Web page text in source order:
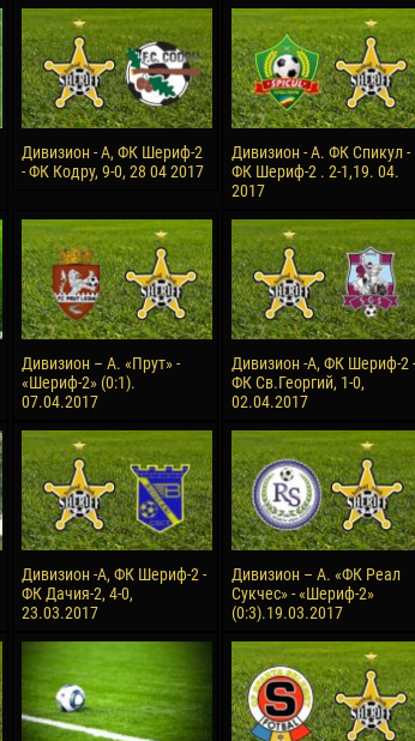
Victor CIUMAȘU
28 June
Soumaila MAGASSOUBA
10 July
Bourama FOMBA
15 July
Дивизион - А, ФК Шериф-2
- ФК Кодру, 9-0, 28 04 2017
Дивизион - А. ФК Спикул -
ФК Шериф-2 . 2-1,19. 04.
2017
Дивизион – А. «Прут» -
«Шериф-2» (0:1).
07.04.2017
Дивизион -А, ФК Шериф-2 -
ФК Св.Георгий, 1-0,
02.04.2017
Дивизион -А, ФК Шериф-2 -
ФК Дачия-2, 4-0,
23.03.2017
Дивизион – А. «ФК Реал
Сукчес» - «Шериф-2»
(0:3).19.03.2017